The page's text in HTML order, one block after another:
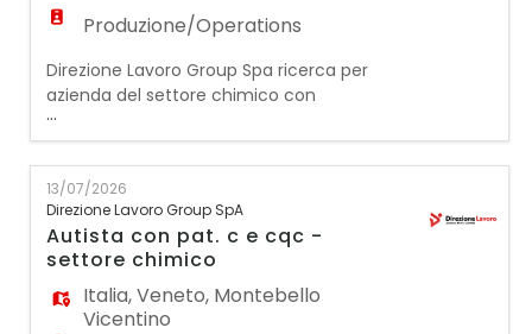
Produzione/Operations
Direzione Lavoro Group Spa ricerca per
azienda del settore chimico con
stabilimento produttivo in Arzignano (VI)
un/una: MAGAZZINIERE / MULETTISTA
Requisiti richiesti: - Esperienza pregressa
in ambito produttivo, preferibilmente nel
settore chimico o conciario - Patentino del
muletto in corso di validità - Capacità di
conduzion
...
13/07/2026
Direzione Lavoro Group SpA
Autista con pat. c e cqc -
settore chimico
Italia,Veneto, Montebello
Vicentino